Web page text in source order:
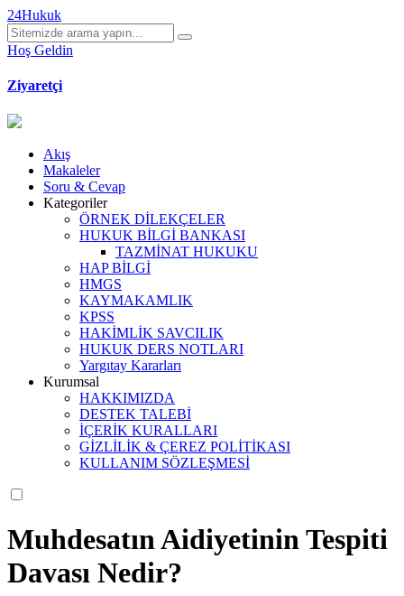
24Hukuk
Hoş Geldin
Ziyaretçi
Akış
Makaleler
Soru & Cevap
Kategoriler
ÖRNEK DİLEKÇELER
HUKUK BİLGİ BANKASI
TAZMİNAT HUKUKU
HAP BİLGİ
HMGS
KAYMAKAMLIK
KPSS
HAKİMLİK SAVCILIK
HUKUK DERS NOTLARI
Yargıtay Kararları
Kurumsal
HAKKIMIZDA
DESTEK TALEBİ
İÇERİK KURALLARI
GİZLİLİK & ÇEREZ POLİTİKASI
KULLANIM SÖZLEŞMESİ
Muhdesatın Aidiyetinin Tespiti
Davası Nedir?